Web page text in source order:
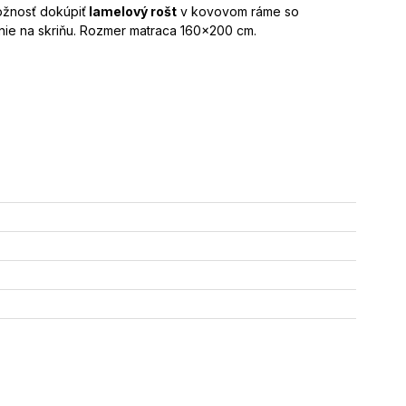
dokúpiť lamelový rošt v kovovom ráme so
na skriňu. Rozmer matraca 160x200 cm.